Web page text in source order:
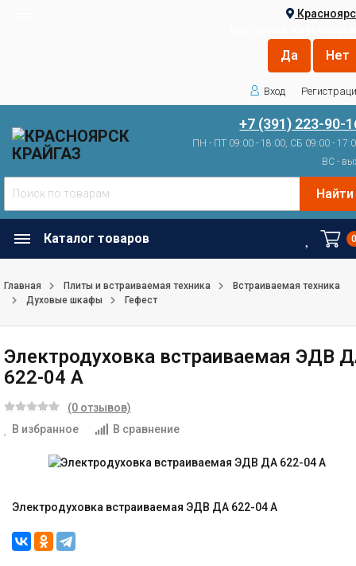
Вход
+7 (391) 223-90-
ПН - ПТ 09:00 - 18:00, СБ 09:00 -
ВС -
Найти
Каталог товаров
Главная Плиты и встраиваемая техника
Встраиваемая техника
Духовые шкафы
Гефест
Электродуховка встраиваемая ЭДВ
622-04 А
(0 отзывов)
В избранное
В сравнение
Электродуховка встраиваемая ЭДВ ДА 622-04 А